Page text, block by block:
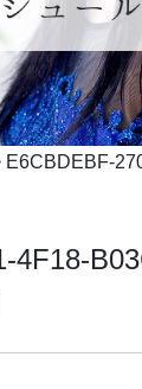
E6CBDEBF-
4F18-